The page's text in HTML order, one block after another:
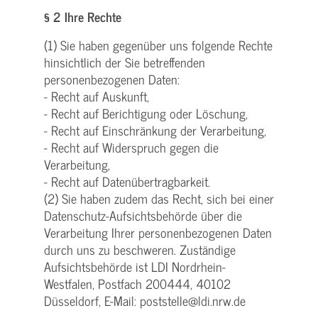
§ 2 Ihre Rechte
(1) Sie haben gegenüber uns folgende Rechte
hinsichtlich der Sie betreffenden
personenbezogenen Daten:
- Recht auf Auskunft,
- Recht auf Berichtigung oder Löschung,
- Recht auf Einschränkung der Verarbeitung,
- Recht auf Widerspruch gegen die
Verarbeitung,
- Recht auf Datenübertragbarkeit.
(2) Sie haben zudem das Recht, sich bei einer
Datenschutz-Aufsichtsbehörde über die
Verarbeitung Ihrer personenbezogenen Daten
durch uns zu beschweren. Zuständige
Aufsichtsbehörde ist LDI Nordrhein-
Westfalen, Postfach 200444, 40102
Düsseldorf, E-Mail: poststelle@ldi.nrw.de